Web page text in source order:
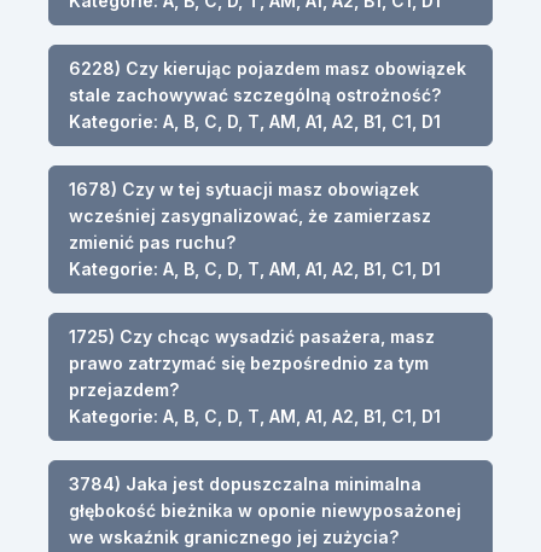
6228) Czy kierując pojazdem masz obowiązek
stale zachowywać szczególną ostrożność?
Kategorie: A, B, C, D, T, AM, A1, A2, B1, C1, D1
1678) Czy w tej sytuacji masz obowiązek
wcześniej zasygnalizować, że zamierzasz
zmienić pas ruchu?
Kategorie: A, B, C, D, T, AM, A1, A2, B1, C1, D1
1725) Czy chcąc wysadzić pasażera, masz
prawo zatrzymać się bezpośrednio za tym
przejazdem?
Kategorie: A, B, C, D, T, AM, A1, A2, B1, C1, D1
3784) Jaka jest dopuszczalna minimalna
głębokość bieżnika w oponie niewyposażonej
we wskaźnik granicznego jej zużycia?